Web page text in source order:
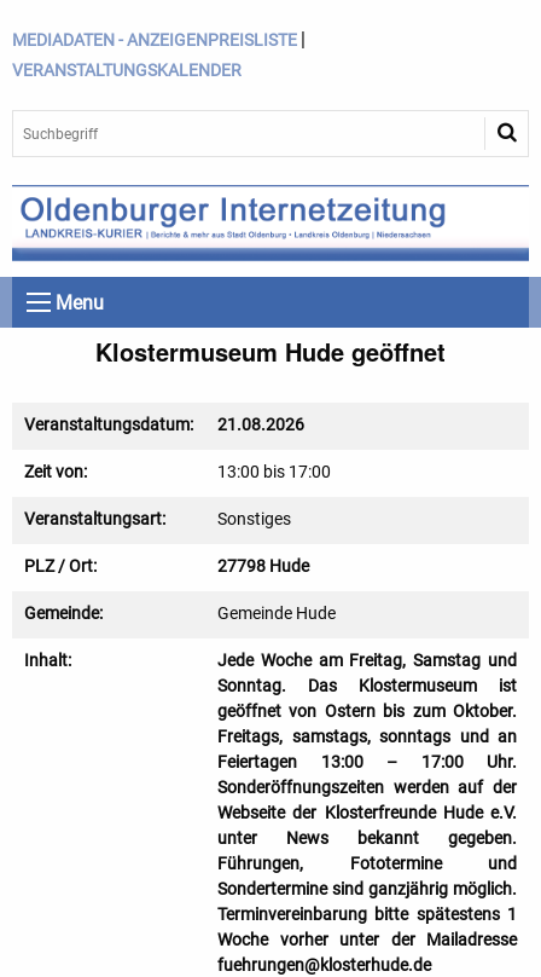
MEDIADATEN - ANZEIGENPREISLISTE |
VERANSTALTUNGSKALENDER
Menu
Klostermuseum Hude geöffnet
Veranstaltungsdatum: 21.08.2026
Zeit von: 13:00 bis 17:00
Veranstaltungsart: Sonstiges
PLZ / Ort: 27798 Hude
Gemeinde: Gemeinde Hude
Inhalt:
Jede Woche am Freitag, Samstag und
Sonntag. Das Klostermuseum ist
geöffnet von Ostern bis zum Oktober.
Freitags, samstags, sonntags und an
Feiertagen 13:00 – 17:00 Uhr.
Sonderöffnungszeiten werden auf der
Webseite der Klosterfreunde Hude e.V.
unter News bekannt gegeben.
Führungen, Fototermine und
Sondertermine sind ganzjährig möglich.
Terminvereinbarung bitte spätestens 1
Woche vorher unter der Mailadresse
fuehrungen@klosterhude.de